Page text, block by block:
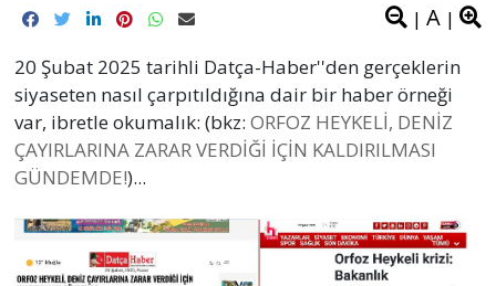
| A |
20 Şubat 2025 tarihli Datça-Haber''den gerçeklerin
siyaseten nasıl çarpıtıldığına dair bir haber örneği
var, ibretle okumalık: (bkz: ORFOZ HEYKELİ, DENİZ
ÇAYIRLARINA ZARAR VERDİĞİ İÇİN KALDIRILMASI
GÜNDEMDE!)...